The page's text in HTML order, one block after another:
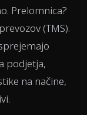
Prelomnica?
(TMS).
podjetja,
na načine,